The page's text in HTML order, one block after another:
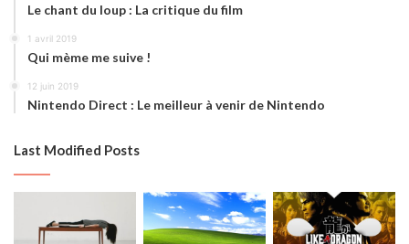
Le chant du loup : La critique du film
1 avril 2019
Qui mème me suive !
12 juin 2019
Nintendo Direct : Le meilleur à venir de Nintendo
Last Modified Posts